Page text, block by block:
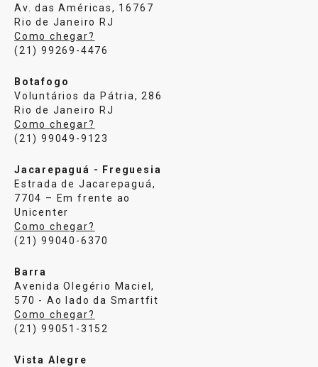
Av. das Américas, 16767
Rio de Janeiro RJ
Como chegar?
(21) 99269-4476
Botafogo
Voluntários da Pátria, 286
Rio de Janeiro RJ
Como chegar?
(21) 99049-9123
Jacarepaguá - Freguesia
Estrada de Jacarepaguá,
7704 – Em frente ao
Unicenter
Como chegar?
(21) 99040-6370
Barra
Avenida Olegério Maciel,
570 - Ao lado da Smartfit
Como chegar?
(21) 99051-3152
Vista Alegre